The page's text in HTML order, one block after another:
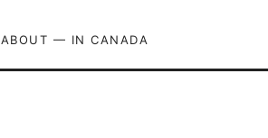
ABOUT — IN CANADA